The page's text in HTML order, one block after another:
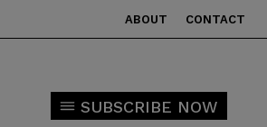
ABOUT CONTACT
SUBSCRIBE NOW